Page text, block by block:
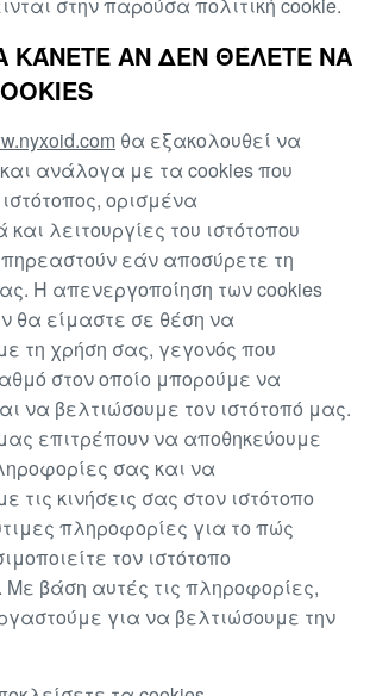
ΚΆΝΕΤΕ ΑΝ ΔΕΝ ΘΈΛΕΤΕ ΝΑ
θα εξακολουθεί να
ανάλογα με τα cookies που
ορισμένα
και λειτουργίες του ιστότοπου
εάν αποσύρετε τη
Η απενεργοποίηση των cookies
θα είμαστε σε θέση να
τη χρήση σας, γεγονός που
στον οποίο μπορούμε να
να βελτιώσουμε τον ιστότοπό μας.
επιτρέπουν να αποθηκεύουμε
σας και να
τις κινήσεις σας στον ιστότοπο
πληροφορίες για το πώς
τον ιστότοπο
. Με βάση αυτές τις πληροφορίες,
για να βελτιώσουμε την